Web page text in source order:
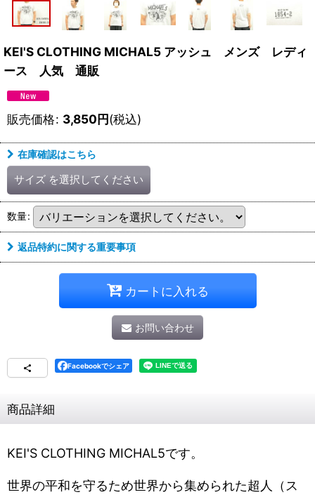
KEI'S CLOTHING MICHAL5 アッシュ メンズ レディ
ース 人気 通販
販売価格: 3,850円(税込)
在庫確認はこちら
サイズ を選択してください
数量:
返品特約に関する重要事項
カートに入れる
お問い合わせ
Facebookでシェア
商品詳細
KEI'S CLOTHING MICHAL5です。
世界の平和を守るため世界から集められた超人（ス